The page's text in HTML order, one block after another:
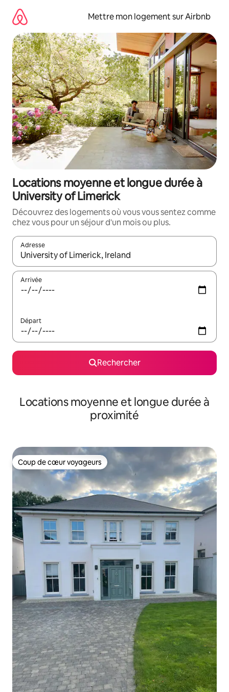
directement
contenu
Mettre mon logement sur Airbnb
Locations moyenne et longue durée à
University of Limerick
Découvrez des logements où vous vous sentez comme
chez vous pour un séjour d'un mois ou plus.
Adresse
Lorsque les résultats s'affichent, utilisez les flèches vers le
Arrivée
Départ
Rechercher
Locations moyenne et longue durée à
proximité
Coup de cœur voyageurs
Coup de cœur voyageurs